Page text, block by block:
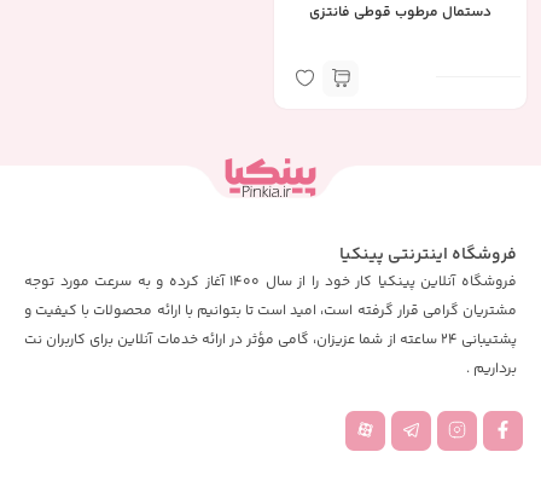
دستمال مرطوب قوطی فانتزی
فروشگاه اینترنتی پینکیا
فروشگاه آنلاین پینکیا کار خود را از سال 1400 آغاز کرده و به سرعت مورد توجه
مشتریان گرامی قرار گرفته است، امید است تا بتوانیم با ارائه محصولات با کیفیت و
پشتیبانی 24 ساعته از شما عزیزان، گامی مؤثر در ارائه خدمات آنلاین برای کاربران نت
برداریم .